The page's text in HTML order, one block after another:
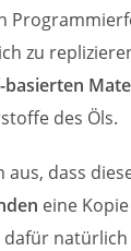
zu
des Öls.
aus, dass
eine